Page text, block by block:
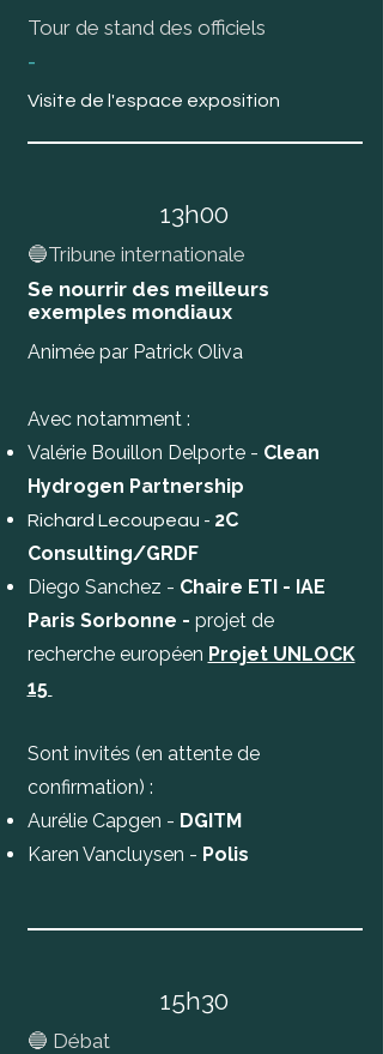
Tour de stand des officiels
-
Visite de l'espace exposition
13h00
🔵Tribune internationale
Se nourrir des meilleurs
exemples mondiaux
Animée par Patrick Oliva
Avec notamment :
Valérie Bouillon Delporte - Clean
Hydrogen Partnership
Richard Lecoupeau - 2C
Consulting/GRDF
Diego Sanchez - Chaire ETI - IAE
Paris Sorbonne - projet de
recherche européen Projet UNLOCK
15
Sont invités (en attente de
confirmation) :
Aurélie Capgen - DGITM
Karen Vancluysen - Polis
15h30
🔵 Débat